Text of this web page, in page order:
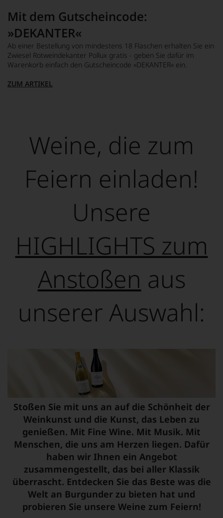
Mit dem Gutscheincode:
»DEKANTER«
Ab einer Bestellung von mindestens 18 Flaschen erhalten Sie ein
Zwiesel Rotweindekanter Pollux gratis - geben Sie dafür im
Warenkorb einfach den Gutscheincode »DEKANTER« ein.
ZUM ARTIKEL
Weine, die zum
Feiern einladen!
Unsere
HIGHLIGHTS zum
Anstoßen aus
unserer Auswahl:
Stoßen Sie mit uns an auf die Schönheit der
Weinkunst und die Kunst, das Leben zu
genießen. Mit Fine Wine. Mit Musik. Mit
Menschen, die uns am Herzen liegen. Dafür
haben wir Ihnen ein Angebot
zusammengestellt, das bei aller Klassik
überrascht. Entdecken Sie das Beste was die
Welt an Burgunder zu bieten hat und
probieren Sie unsere Weine zum Feiern!